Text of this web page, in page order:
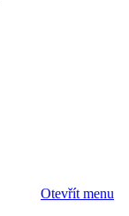
Otevřít menu